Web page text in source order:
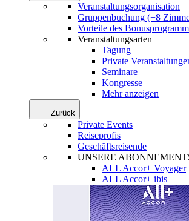
Veranstaltungsorganisation
Gruppenbuchung (+8
Vorteile des
Veranstaltungsarten
Tagung
Private
Seminare
Kongresse
Mehr anzeigen
Zurück
Private Events
Reiseprofis
Geschäftsreisende
UNSERE
ALL Accor+ Voyager
ALL Accor+ ibis